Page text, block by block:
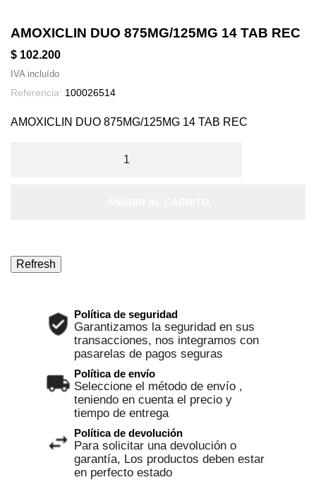
AMOXICLIN DUO 875MG/125MG 14 TAB REC
$ 102.200
IVA incluído
Referencia: 100026514
AMOXICLIN DUO 875MG/125MG 14 TAB REC
Política de seguridad
Garantizamos la seguridad en sus
transacciones, nos integramos con
pasarelas de pagos seguras
Política de envío
Seleccione el método de envío ,
teniendo en cuenta el precio y
tiempo de entrega
Política de devolución
Para solicitar una devolución o
garantía, Los productos deben estar
en perfecto estado